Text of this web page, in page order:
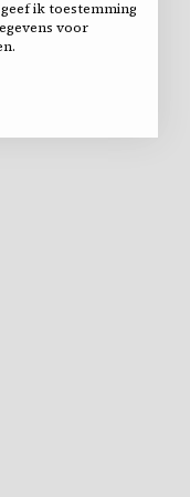
ik toestemming
voor